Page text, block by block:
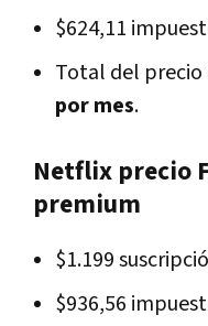
$624,11
Total del
por mes.
Netflix precio
premium
$1.199
$936,56